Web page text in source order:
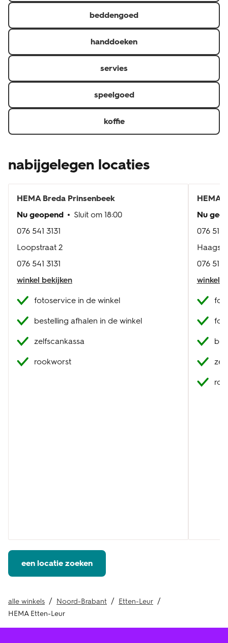
beddengoed
handdoeken
servies
speelgoed
koffie
nabijgelegen locaties
HEMA Breda Prinsenbeek
Nu geopend
Sluit om 18:00
076 541 3131
Loopstraat 2
076 541 3131
winkel bekijken
fotoservice in de winkel
bestelling afhalen in de winkel
zelfscankassa
rookworst
HEMA
Nu
076 515
076 515
winkel
een locatie zoeken
alle winkels Noord-Brabant
Etten-Leur
HEMA Etten-Leur